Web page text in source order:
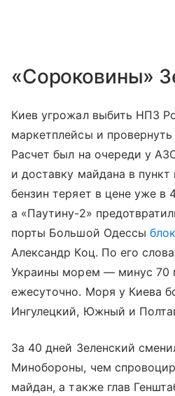
«Сороковины»
Киев угрожал выбить НПЗ
маркетплейсы и
Расчет был на очереди у
и доставку майдана в
бензин теряет в цене уже в
а «Паутину-2»
порты Большой Одессы
Александр Коц. По его
Украины морем — минус 70
ежесуточно. Моря у Киева
Ингулецкий, Южный и
За 40 дней Зеленский
Минобороны, чем
майдан, а также глав